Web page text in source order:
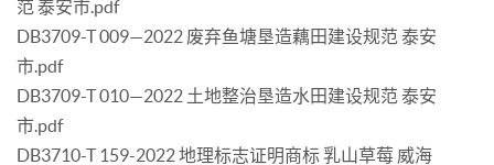
范 泰安市.pdf
DB3709-T 009—2022 废弃鱼塘垦造藕田建设规范 泰安
市.pdf
DB3709-T 010—2022 土地整治垦造水田建设规范 泰安
市.pdf
DB3710-T 159-2022 地理标志证明商标 乳山草莓 威海